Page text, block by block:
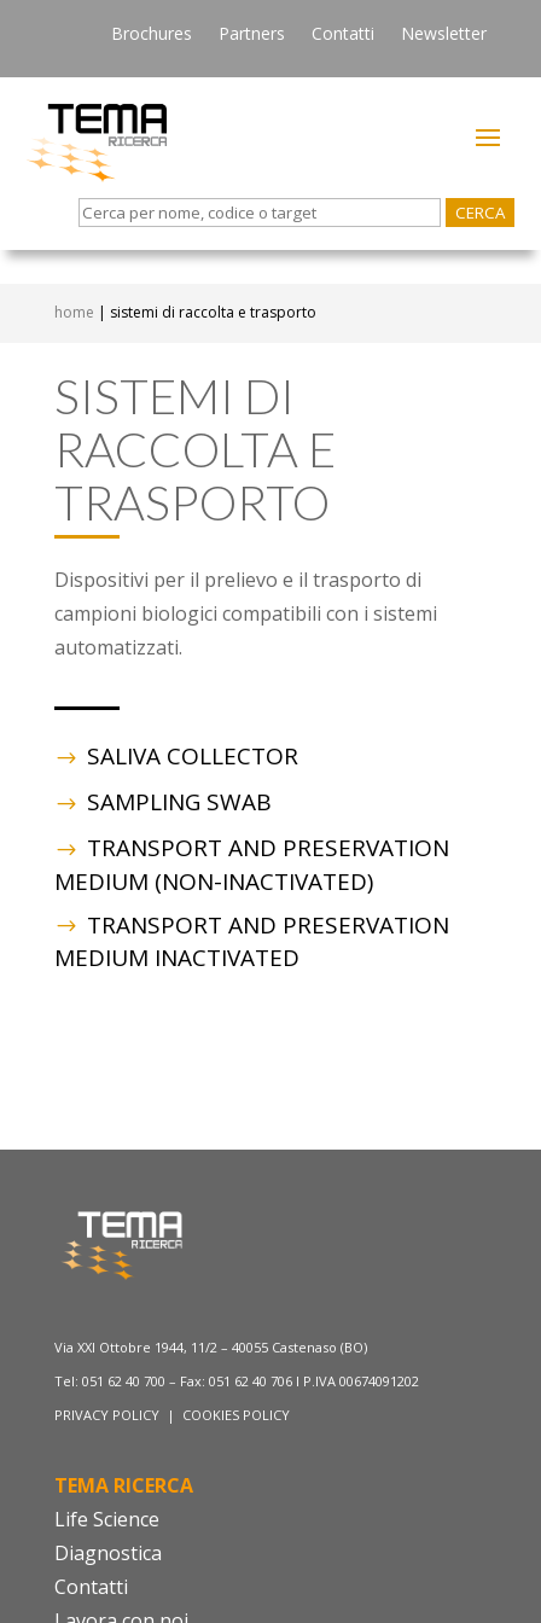
Brochures Partners Contatti Newsletter
Search
for:
home | sistemi di raccolta e trasporto
SISTEMI DI
RACCOLTA E
TRASPORTO
Dispositivi per il prelievo e il trasporto di
campioni biologici compatibili con i sistemi
automatizzati.
SALIVA COLLECTOR
SAMPLING SWAB
TRANSPORT AND PRESERVATION
MEDIUM (NON-INACTIVATED)
TRANSPORT AND PRESERVATION
MEDIUM INACTIVATED
Via XXI Ottobre 1944, 11/2 – 40055 Castenaso (BO)
Tel: 051 62 40 700 – Fax: 051 62 40 706 I P.IVA 00674091202
PRIVACY POLICY | COOKIES POLICY
TEMA RICERCA
Life Science
Diagnostica
Contatti